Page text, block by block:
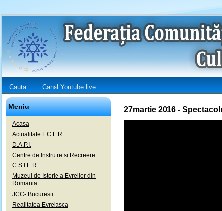
Cauta Canal Youtube live
Meniu
Acasa
Actualitate F.C.E.R.
D.A.P.I.
Centre de Instruire si Recreere
C.S.I.E.R.
Muzeul de Istorie a Evreilor din
Romania
JCC- Bucuresti
Realitatea Evreiasca
27martie 2016 -